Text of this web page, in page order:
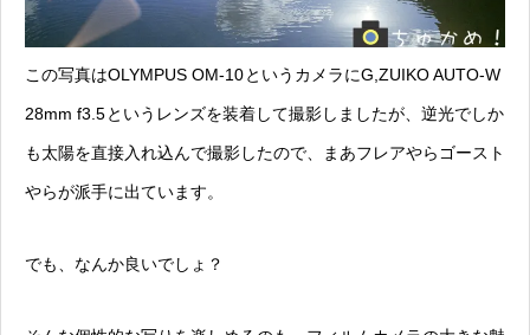
この写真はOLYMPUS OM-10というカメラにG,ZUIKO AUTO-W
28mm f3.5というレンズを装着して撮影しましたが、逆光でしか
も太陽を直接入れ込んで撮影したので、まあフレアやらゴースト
やらが派手に出ています。
でも、なんか良いでしょ？